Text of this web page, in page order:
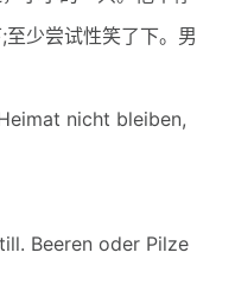
少尝试性笑了下。男
nicht bleiben,
Beeren oder Pilze